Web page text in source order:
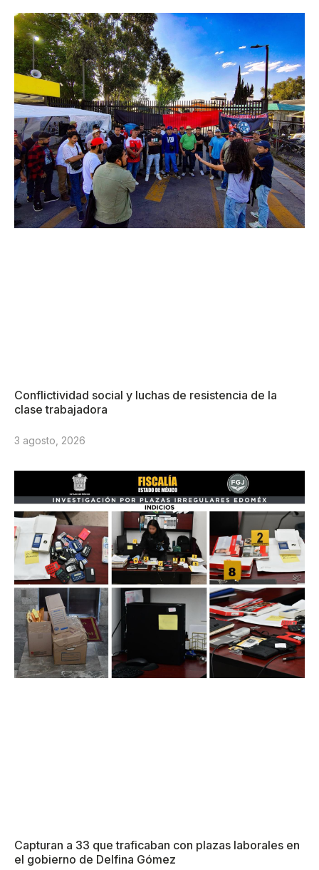
Conflictividad social y luchas de resistencia de la
clase trabajadora
3 agosto, 2026
Capturan a 33 que traficaban con plazas laborales en
el gobierno de Delfina Gómez